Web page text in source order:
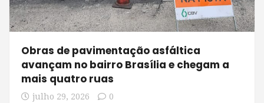
Obras de pavimentação asfáltica
avançam no bairro Brasília e chegam a
mais quatro ruas
julho 29, 2026 0